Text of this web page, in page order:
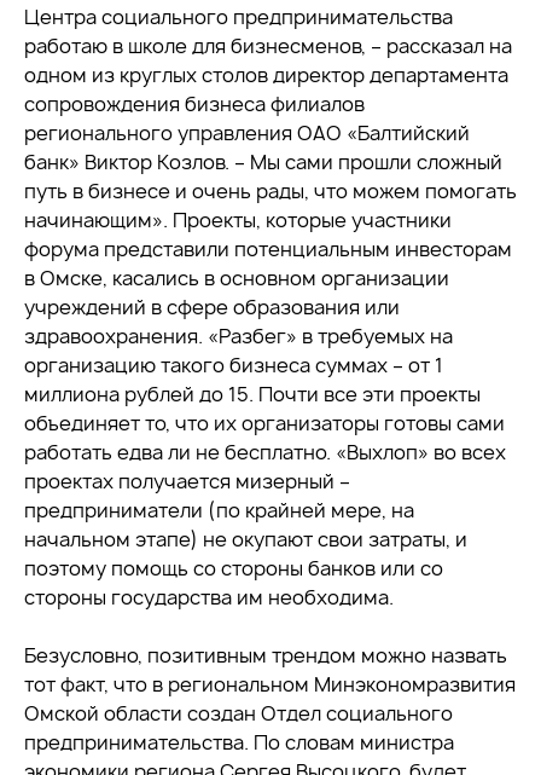
Центра социального предпринимательства
работаю в школе для бизнесменов, – рассказал на
одном из круглых столов директор департамента
сопровождения бизнеса филиалов
регионального управления ОАО «Балтийский
банк» Виктор Козлов. – Мы сами прошли сложный
путь в бизнесе и очень рады, что можем помогать
начинающим». Проекты, которые участники
форума представили потенциальным инвесторам
в Омске, касались в основном организации
учреждений в сфере образования или
здравоохранения. «Разбег» в требуемых на
организацию такого бизнеса суммах – от 1
миллиона рублей до 15. Почти все эти проекты
объединяет то, что их организаторы готовы сами
работать едва ли не бесплатно. «Выхлоп» во всех
проектах получается мизерный –
предприниматели (по крайней мере, на
начальном этапе) не окупают свои затраты, и
поэтому помощь со стороны банков или со
стороны государства им необходима.
Безусловно, позитивным трендом можно назвать
тот факт, что в региональном Минэкономразвития
Омской области создан Отдел социального
предпринимательства. По словам министра